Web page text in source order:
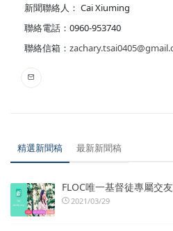
新聞聯絡人： Cai Xiuming
聯絡電話：0960-953740
聯絡信箱：
精選新聞稿 最新新聞稿
FLOC唯一基督徒專屬交
2021/03/29